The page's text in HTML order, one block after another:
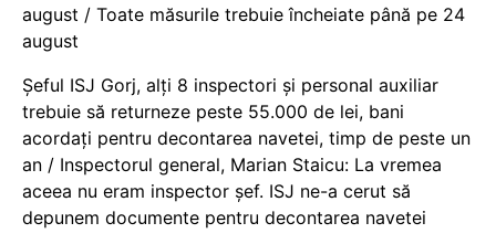
august / Toate măsurile trebuie încheiate până pe 24
august
Șeful ISJ Gorj, alți 8 inspectori și personal auxiliar
trebuie să returneze peste 55.000 de lei, bani
acordați pentru decontarea navetei, timp de peste un
an / Inspectorul general, Marian Staicu: La vremea
aceea nu eram inspector șef. ISJ ne-a cerut să
depunem documente pentru decontarea navetei